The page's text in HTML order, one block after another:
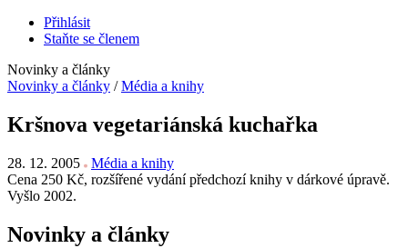
Přihlásit
Staňte se členem
Novinky a články
Novinky a články / Média a knihy
Kršnova vegetariánská kuchařka
28. 12. 2005
Média a knihy
Cena 250 Kč, rozšířené vydání předchozí knihy v dárkové úpravě.
Vyšlo 2002.
Novinky a články